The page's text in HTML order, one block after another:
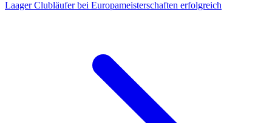
Laager Clubläufer bei Europameisterschaften erfolgreich